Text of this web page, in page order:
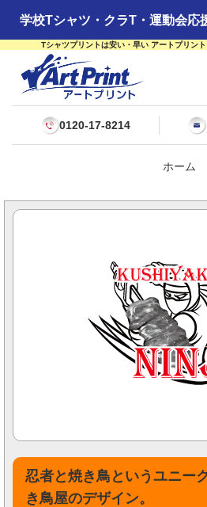
学校Tシャツ・クラT・運動会応
Tシャツプリントは安い・早い アートプリン
0120-17-8214
ホーム
忍者と焼き鳥というユニー
き鳥屋のデザイン。